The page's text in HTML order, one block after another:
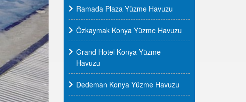
Ramada Plaza Yüzme Havuzu
Özkaymak Konya Yüzme Havuzu
Grand Hotel Konya Yüzme
Havuzu
Dedeman Konya Yüzme Havuzu